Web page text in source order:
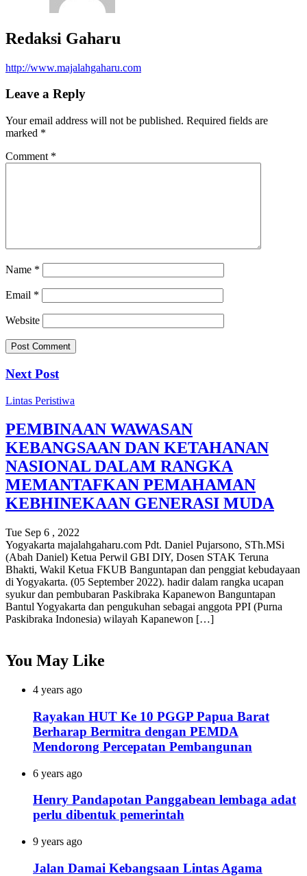
Redaksi Gaharu
http://www.majalahgaharu.com
Leave a Reply
Your email address will not be published. Required fields are
marked *
Comment *
Name *
Email *
Website
Next Post
Lintas Peristiwa
PEMBINAAN WAWASAN
KEBANGSAAN DAN KETAHANAN
NASIONAL DALAM RANGKA
MEMANTAFKAN PEMAHAMAN
KEBHINEKAAN GENERASI MUDA
Tue Sep 6 , 2022
Yogyakarta majalahgaharu.com Pdt. Daniel Pujarsono, STh.MSi
(Abah Daniel) Ketua Perwil GBI DIY, Dosen STAK Teruna
Bhakti, Wakil Ketua FKUB Banguntapan dan penggiat kebudayaan
di Yogyakarta. (05 September 2022). hadir dalam rangka ucapan
syukur dan pembubaran Paskibraka Kapanewon Banguntapan
Bantul Yogyakarta dan pengukuhan sebagai anggota PPI (Purna
Paskibraka Indonesia) wilayah Kapanewon […]
You May Like
4 years ago
Rayakan HUT Ke 10 PGGP Papua Barat
Berharap Bermitra dengan PEMDA
Mendorong Percepatan Pembangunan
6 years ago
Henry Pandapotan Panggabean lembaga adat
perlu dibentuk pemerintah
9 years ago
Jalan Damai Kebangsaan Lintas Agama